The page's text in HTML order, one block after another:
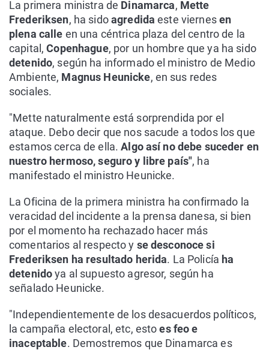
La primera ministra de Dinamarca, Mette
Frederiksen, ha sidoagredidaeste viernesen
plena calle en una céntrica plaza del centro de la
capital,Copenhague, por un hombre que ya ha sido
detenido, según ha informado el ministro de Medio
Ambiente, Magnus Heunicke, en sus redes
sociales.
"Mette naturalmente está sorprendida por el
ataque. Debo decir que nos sacude a todos los que
estamos cerca de ella.Algo así no debe suceder en
nuestro hermoso, seguro y libre país", ha
manifestado el ministro Heunicke.
La Oficina de la primera ministra ha confirmado la
veracidad del incidente a la prensa danesa, si bien
por el momento ha rechazado hacer más
comentarios al respecto y se desconoce si
Frederiksen ha resultado herida. La Policía ha
detenidoya al supuesto agresor, según ha
señalado Heunicke.
"Independientemente de los desacuerdos políticos,
la campaña electoral, etc, estoes feo e
inaceptable. Demostremos que Dinamarca es